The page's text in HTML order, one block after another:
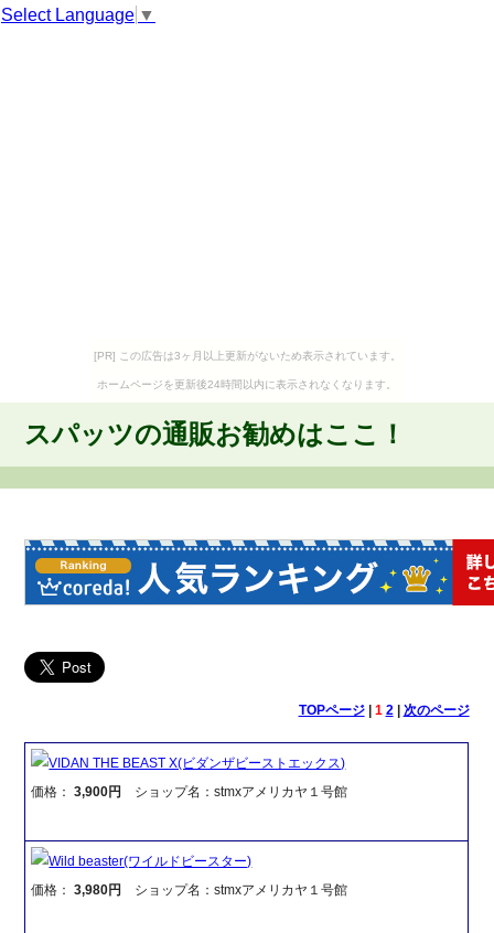
Select Language ▼
[PR] この広告は3ヶ月以上更新がないため表示されています。
ホームページを更新後24時間以内に表示されなくなります。
スパッツの通販お勧めはここ！
TOPページ| 1 2| 次のページ
VIDAN THE BEAST X(ビダンザビーストエックス)
価格：3,900円 ショップ名：stmxアメリカヤ１号館
Wild beaster(ワイルドビースター)
価格：3,980円 ショップ名：stmxアメリカヤ１号館